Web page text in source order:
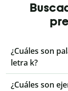
¿Cuáles son
letra k?
¿Cuáles son